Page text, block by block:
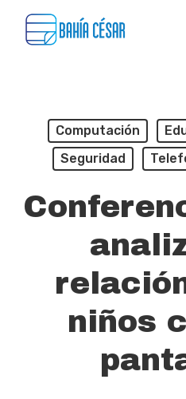
Computación
Seguridad
niños